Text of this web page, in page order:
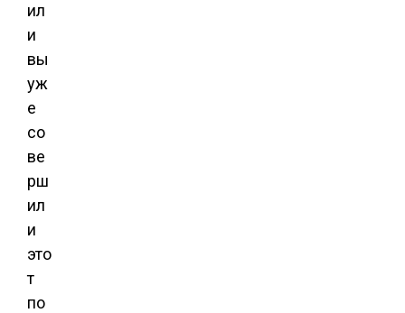
ил
и
вы
уж
е
со
ве
рш
ил
и
это
т
по